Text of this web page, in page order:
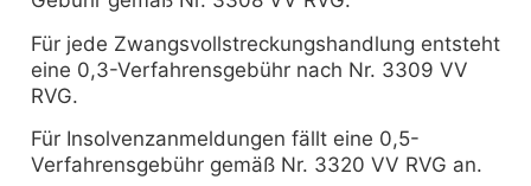
Für jede Zwangsvollstreckungshandlung entsteht
eine 0,3-Verfahrensgebühr nach Nr. 3309 VV
RVG.
Für Insolvenzanmeldungen fällt eine 0,5-
Verfahrensgebühr gemäß Nr. 3320 VV RVG an.